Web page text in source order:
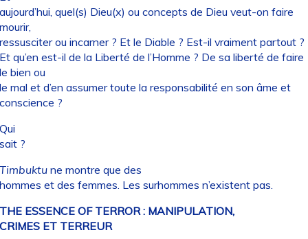
quel(s) Dieu(x) ou concepts de Dieu veut-on faire
ou incarner ? Et le Diable ? Est-il vraiment partout ?
qu’en est-il de la Liberté de l’Homme ? De sa liberté de faire
bien ou
mal et d’en assumer toute la responsabilité en son âme et
?
?
ne montre que des
et des femmes. Les surhommes n’existent pas.
ESSENCE OF TERROR : MANIPULATION,
ET TERREUR